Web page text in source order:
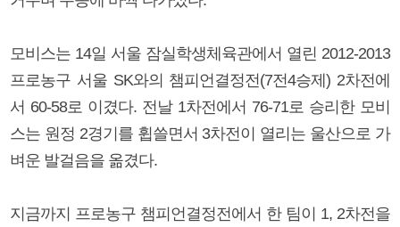
모비스는 14일 서울 잠실학생체육관에서 열린 2012-2013
프로농구 서울 SK와의 챔피언결정전(7전4승제) 2차전에
서 60-58로 이겼다. 전날 1차전에서 76-71로 승리한 모비
스는 원정 2경기를 휩쓸면서 3차전이 열리는 울산으로 가
벼운 발걸음을 옮겼다.
지금까지 프로농구 챔피언결정전에서 한 팀이 1, 2차전을